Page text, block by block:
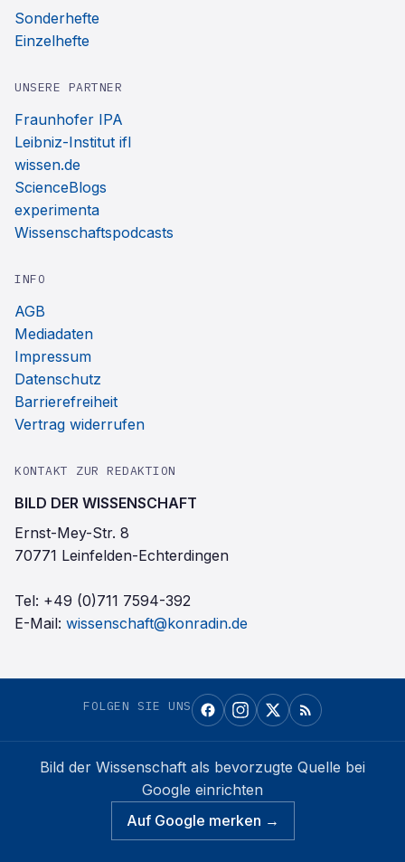
Sonderhefte
Einzelhefte
UNSERE PARTNER
Fraunhofer IPA
Leibniz-Institut ifl
wissen.de
ScienceBlogs
experimenta
Wissenschaftspodcasts
INFO
AGB
Mediadaten
Impressum
Datenschutz
Barrierefreiheit
Vertrag widerrufen
KONTAKT ZUR REDAKTION
BILD DER WISSENSCHAFT
Ernst-Mey-Str. 8
70771 Leinfelden-Echterdingen
Tel: +49 (0)711 7594-392
E-Mail: wissenschaft@konradin.de
FOLGEN SIE UNS
Bild der Wissenschaft als bevorzugte Quelle bei
Google einrichten
Auf Google merken →